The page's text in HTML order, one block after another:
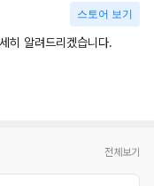
스토어 보기
히 알려드리겠습니다.
전체보기